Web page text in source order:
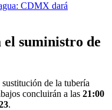
CDMX dará
el suministro de
de la tubería
concluirán a las 21:00
.